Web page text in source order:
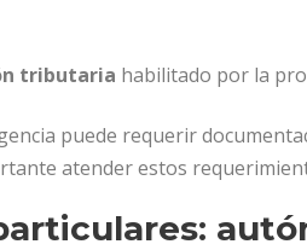
tributaria habilitado por la
puede requerir
atender estos